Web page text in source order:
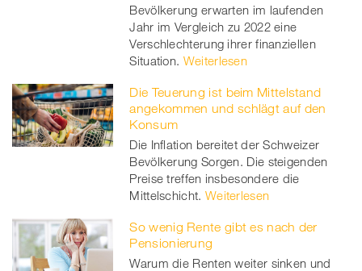
Bevölkerung erwarten im laufenden
Jahr im Vergleich zu 2022 eine
Verschlechterung ihrer finanziellen
Situation. Weiterlesen
Die Teuerung ist beim Mittelstand
angekommen und schlägt auf den
Konsum
Die Inflation bereitet der Schweizer
Bevölkerung Sorgen. Die steigenden
Preise treffen insbesondere die
Mittelschicht. Weiterlesen
So wenig Rente gibt es nach der
Pensionierung
Warum die Renten weiter sinken und